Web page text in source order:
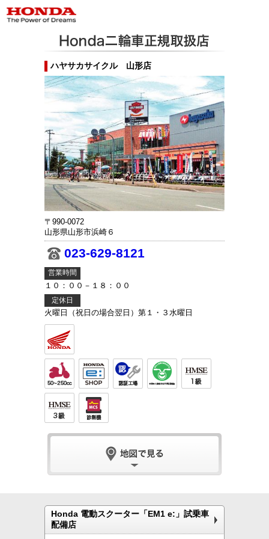
ハヤサカサイクル 山形店
〒990-0072
山形県山形市浜崎６
023-629-8121
営業時間
１０：００－１８：００
定休日
火曜日（祝日の場合翌日）第１・３水曜日
Honda 電動スクーター「EM1 e:」試乗車
配備店